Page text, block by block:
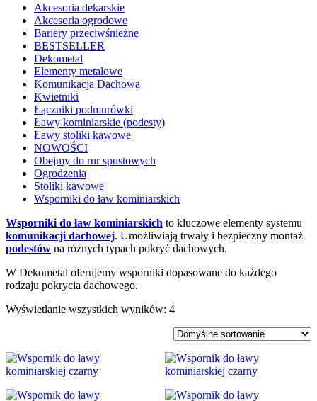
Akcesoria dekarskie
Akcesoria ogrodowe
Bariery przeciwśnieżne
BESTSELLER
Dekometal
Elementy metalowe
Komunikacja Dachowa
Kwietniki
Łączniki podmurówki
Ławy kominiarskie (podesty)
Ławy stoliki kawowe
NOWOŚCI
Obejmy do rur spustowych
Ogrodzenia
Stoliki kawowe
Wsporniki do ław kominiarskich
Wsporniki do ław kominiarskich to kluczowe elementy systemu
komunikacji dachowej. Umożliwiają trwały i bezpieczny montaż
podestów na różnych typach pokryć dachowych.
W Dekometal oferujemy wsporniki dopasowane do każdego
rodzaju pokrycia dachowego.
Wyświetlanie wszystkich wyników: 4